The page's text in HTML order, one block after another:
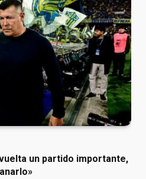
un partido importante,